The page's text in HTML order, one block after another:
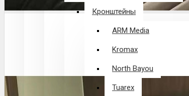
Кронштейны
ARM Media
Kromax
North Bayou
Tuarex